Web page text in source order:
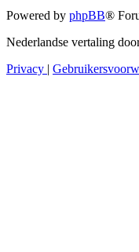
Powered by phpBB®
Nederlandse vertaling
Privacy |